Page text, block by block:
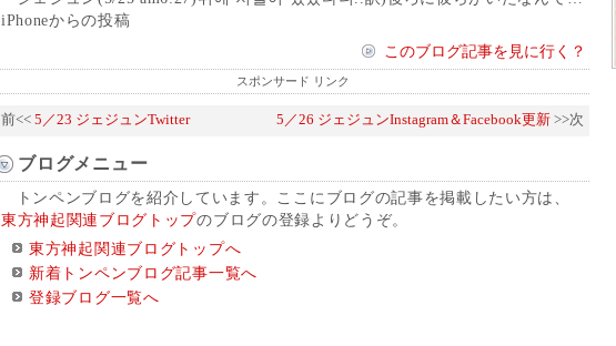
iPhoneからの投稿
このブログ記事を見に行く？
スポンサード リンク
前<< 5／23 ジェジュンTwitter 5／26 ジェジュンInstagram＆Facebook更新 >>次
ブログメニュー
トンペンブログを紹介しています。ここにブログの記事を掲載したい方は、
東方神起関連ブログトップのブログの登録よりどうぞ。
東方神起関連ブログトップへ
新着トンペンブログ記事一覧へ
登録ブログ一覧へ